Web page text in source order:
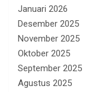
Januari 2026
Desember 2025
November 2025
Oktober 2025
September 2025
Agustus 2025